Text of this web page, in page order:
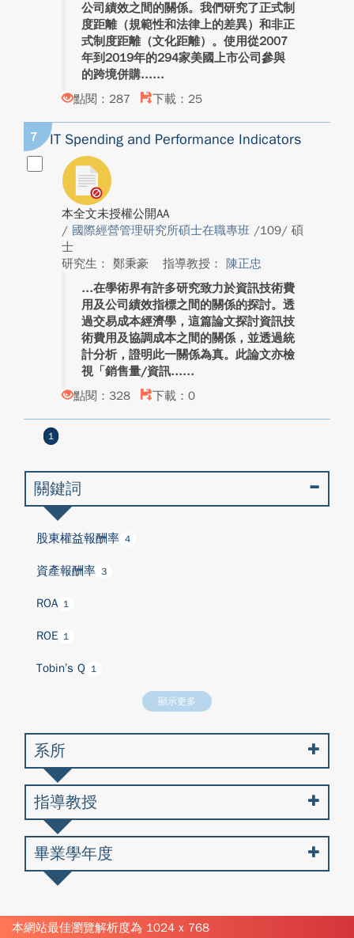
公司績效之間的關係。我們研究了正式制
度距離（規範性和法律上的差異）和非正
式制度距離（文化距離）。使用從2007
年到2019年的294家美國上市公司參與
的跨境併購...
點閱：287
下載：25
7 IT Spending and Performance Indicators
本全文未授權公開AA
/ 國際經營管理研究所碩士在職專班 /109/ 碩
士
研究生： 鄭秉豪
指導教授： 陳正忠
在學術界有許多研究致力於資訊技術費
用及公司績效指標之間的關係的探討。透
過交易成本經濟學，這篇論文探討資訊技
術費用及協調成本之間的關係，並透過統
計分析，證明此一關係為真。此論文亦檢
視「銷售量/資訊...
點閱：328
下載：0
1
關鍵詞
股東權益報酬率 4
資產報酬率 3
ROA 1
ROE 1
Tobin’s Q 1
顯示更多
系所
指導教授
畢業學年度
本網站最佳瀏覽解析度為 1024 x 768